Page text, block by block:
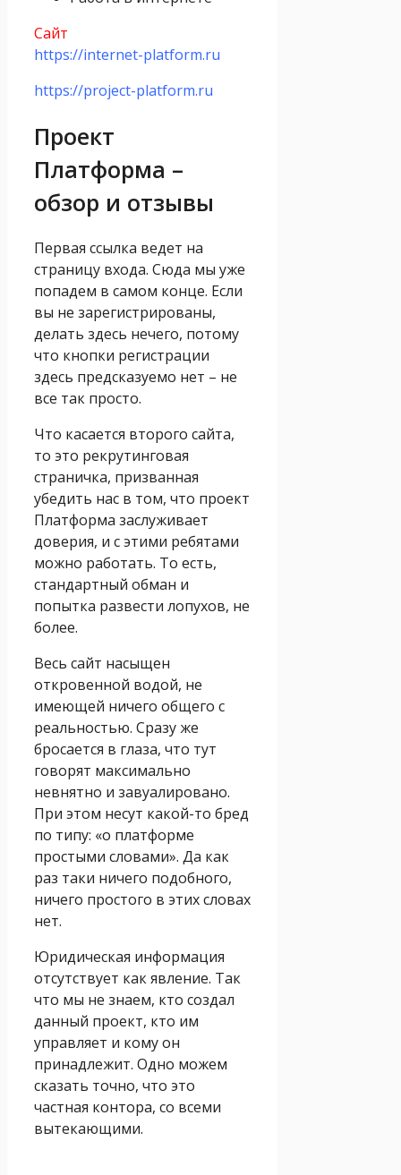
Сайт
https://internet-platform.ru
https://project-platform.ru
Проект
Платформа –
обзор и отзывы
Первая ссылка ведет на
страницу входа. Сюда мы уже
попадем в самом конце. Если
вы не зарегистрированы,
делать здесь нечего, потому
что кнопки регистрации
здесь предсказуемо нет – не
все так просто.
Что касается второго сайта,
то это рекрутинговая
страничка, призванная
убедить нас в том, что проект
Платформа заслуживает
доверия, и с этими ребятами
можно работать. То есть,
стандартный обман и
попытка развести лопухов, не
более.
Весь сайт насыщен
откровенной водой, не
имеющей ничего общего с
реальностью. Сразу же
бросается в глаза, что тут
говорят максимально
невнятно и завуалировано.
При этом несут какой-то бред
по типу: «о платформе
простыми словами». Да как
раз таки ничего подобного,
ничего простого в этих словах
нет.
Юридическая информация
отсутствует как явление. Так
что мы не знаем, кто создал
данный проект, кто им
управляет и кому он
принадлежит. Одно можем
сказать точно, что это
частная контора, со всеми
вытекающими.